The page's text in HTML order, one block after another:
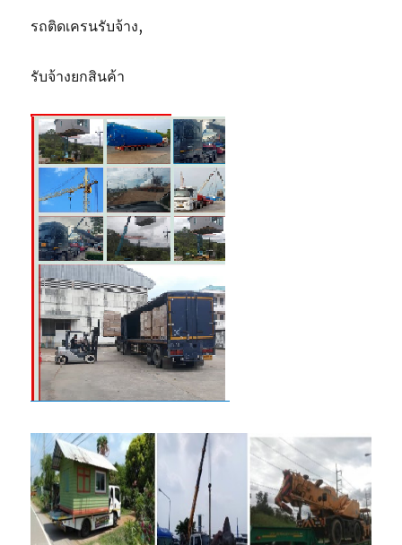
รถติดเครนรับจ้าง,
รับจ้างยกสินค้า